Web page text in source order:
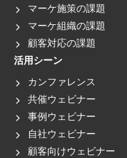
マーケ施策の課題
マーケ組織の課題
顧客対応の課題
活用シーン
カンファレンス
共催ウェビナー
事例ウェビナー
自社ウェビナー
顧客向けウェビナー